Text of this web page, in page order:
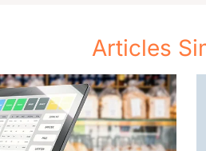
Articles